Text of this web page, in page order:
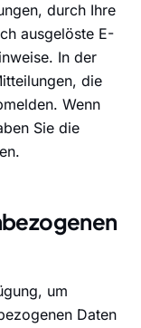
durch Ihre
ausgelöste E-
In der
die
Wenn
Sie die
um
Daten